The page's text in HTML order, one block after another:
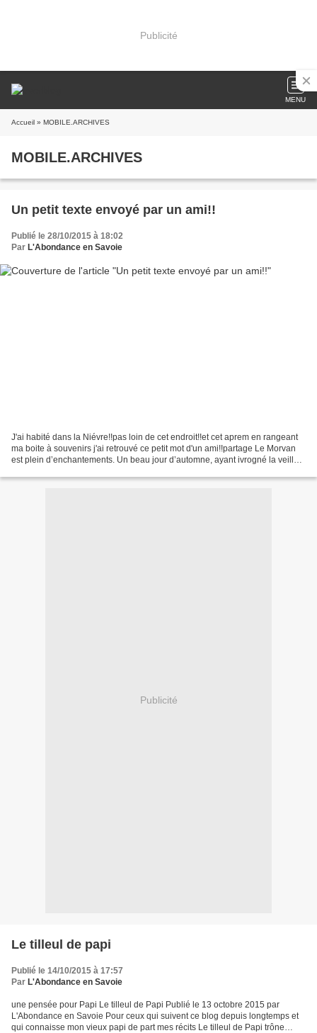
Publicité
MENU
Accueil » MOBILE.ARCHIVES
MOBILE.ARCHIVES
Un petit texte envoyé par un ami!!
Publié le 28/10/2015 à 18:02
Par L'Abondance en Savoie
J'ai habité dans la Niévre!!pas loin de cet endroit!!et cet aprem en rangeant
ma boite à souvenirs j'ai retrouvé ce petit mot d'un ami!!partage Le Morvan
est plein d’enchantements. Un beau jour d’automne, ayant ivrogné la veille
Publicité
Le tilleul de papi
Publié le 14/10/2015 à 17:57
Par L'Abondance en Savoie
une pensée pour Papi Le tilleul de Papi Publié le 13 octobre 2015 par
L'Abondance en Savoie Pour ceux qui suivent ce blog depuis longtemps et
qui connaisse mon vieux papi de part mes récits Le tilleul de Papi trône